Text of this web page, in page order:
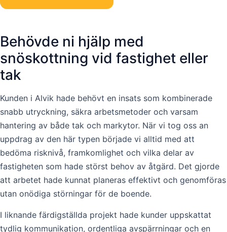
Behövde ni hjälp med
snöskottning vid fastighet eller
tak
Kunden i Alvik hade behövt en insats som kombinerade
snabb utryckning, säkra arbetsmetoder och varsam
hantering av både tak och markytor. När vi tog oss an
uppdrag av den här typen började vi alltid med att
bedöma risknivå, framkomlighet och vilka delar av
fastigheten som hade störst behov av åtgärd. Det gjorde
att arbetet hade kunnat planeras effektivt och genomföras
utan onödiga störningar för de boende.
I liknande färdigställda projekt hade kunder uppskattat
tydlig kommunikation, ordentliga avspärrningar och en